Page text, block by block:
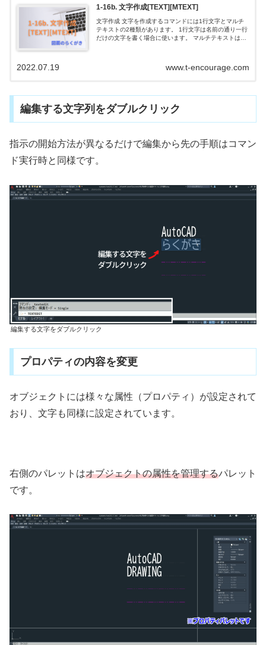
1-16b. 文字作成[TEXT][MTEXT]
文字作成 文字を作成するコマンドには1行文字とマルチ
テキストの2種類があります。 1行文字は名前の通り一行
だけの文字を書く場合に使います。 マルチテキストはテ
www.t-encourage.com
2022.07.19
編集する文字列をダブルクリック
指示の開始方法が異なるだけで編集から先の手順はコマン
ド実行時と同様です。
編集する文字をダブルクリック
プロパティの内容を変更
オブジェクトには様々な属性（プロパティ）が設定されて
おり、文字も同様に設定されています。
右側のパレットはオブジェクトの属性を管理するパレット
です。